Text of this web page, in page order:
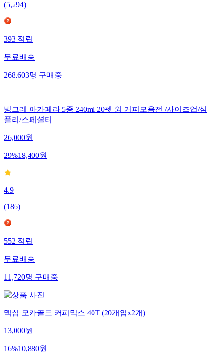
(5,294)
393 적립
무료배송
268,603명 구매중
빙그레 아카페라 5종 240ml 20펫 외 커피모음전 /사이즈업/심
플리/스페셜티
26,000원
29%18,400원
4.9
(186)
552 적립
무료배송
11,720명 구매중
맥심 모카골드 커피믹스 40T (20개입x2개)
13,000원
16%10,880원